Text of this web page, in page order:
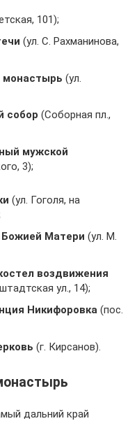
101);
(ул. С. Рахманинова,
монастырь (ул.
собор (Соборная пл.,
мужской
3);
(ул. Гоголя, на
Матери (ул. М.
воздвижения
ул., 14);
Никифоровка (пос.
(г. Кирсанов).
дальний край